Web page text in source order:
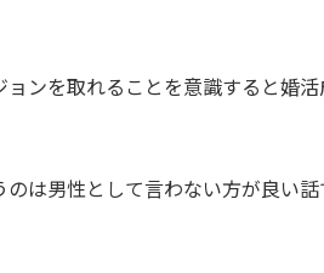
ンを取れることを意識すると婚
は男性として言わない方が良い話